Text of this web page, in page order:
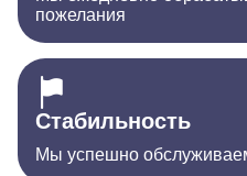
пожелания
Стабильность
Мы успешно